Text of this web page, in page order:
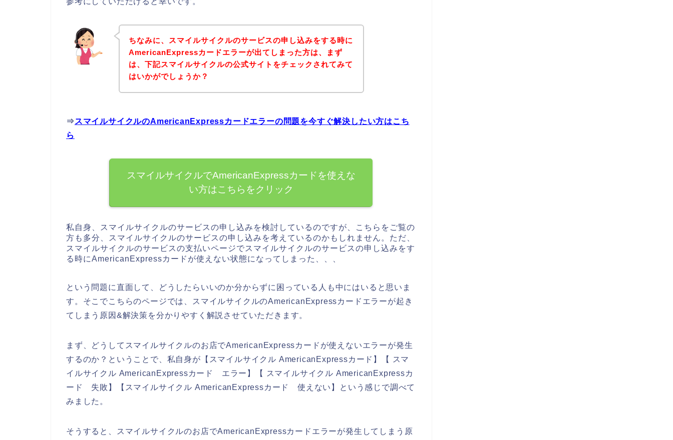
ちなみに、スマイルサイクルのサービスの申し込みをする時に
AmericanExpressカードエラーが出てしまった方は、まず
は、下記スマイルサイクルの公式サイトをチェックされてみて
はいかがでしょうか？
⇒ スマイルサイクルのAmericanExpressカードエラーの問題を今すぐ解決したい方はこち
ら
スマイルサイクルでAmericanExpressカードを使えな
い方はこちらをクリック
私自身、スマイルサイクルのサービスの申し込みを検討しているのですが、こちらをご覧の
方も多分、スマイルサイクルのサービスの申し込みを考えているのかもしれません。ただ、
スマイルサイクルのサービスの支払いページでスマイルサイクルのサービスの申し込みをす
る時にAmericanExpressカードが使えない状態になってしまった、、、
という問題に直面して、どうしたらいいのか分からずに困っている人も中にはいると思いま
す。そこでこちらのページでは、スマイルサイクルのAmericanExpressカードエラーが起き
てしまう原因&解決策を分かりやすく解説させていただきます。
まず、どうしてスマイルサイクルのお店でAmericanExpressカードが使えないエラーが発生
するのか？ということで、私自身が【スマイルサイクル AmericanExpressカード】【 スマ
イルサイクル AmericanExpressカード エラー】【 スマイルサイクル AmericanExpressカ
ード 失敗】【スマイルサイクル AmericanExpressカード 使えない】という感じで調べて
みました。
そうすると、スマイルサイクルのお店でAmericanExpressカードエラーが発生してしまう原